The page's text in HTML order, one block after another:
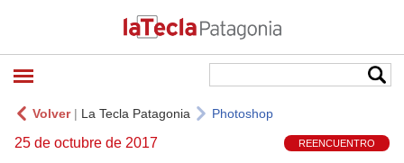
Volver| La Tecla Patagonia Photoshop
25 de octubre de 2017 REENCUENTRO